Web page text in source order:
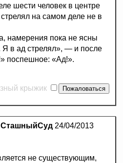
шести человек в центре
стрелял на самом деле не в
намерения пока не ясны
Я в ад стрелял», — и после
поспешное: «Ад!».
крыжик
СташныйСуд 24/04/2013
не существующим,